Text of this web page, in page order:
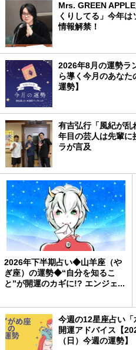
Mrs. GREEN
くりしてる」今年は
情報解禁！
2026年8月の運勢ラ
ら導く今月のあな
運勢】
有吉弘行「風紀が
年目の芸人は先輩
ラが言及
2026年下半期占い◆山羊座（や
ぎ座）の運勢◆“自分を知るこ
と”が開運のカギに!? エンジェ...
今週の12星座占い「
開運アドバイス【
（日）今週の運勢】